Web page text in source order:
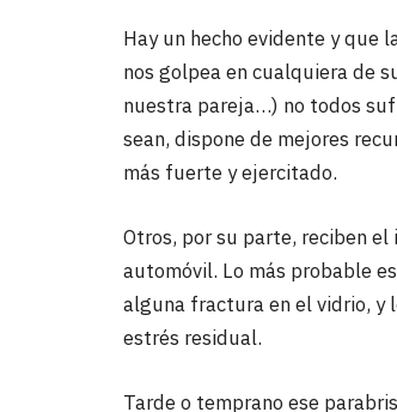
Hay un hecho evidente y que
nos golpea en cualquiera de
nuestra pareja…) no todos
sean, dispone de mejores
más fuerte y ejercitado.
Otros, por su parte, reciben
automóvil. Lo más probable
alguna fractura en el vidrio, y
estrés residual.
Tarde o temprano ese